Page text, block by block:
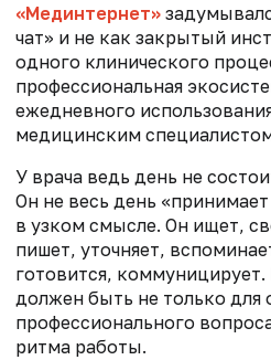
«Мединтернет»
чат» и не как закрытый
одного клинического
профессиональная
ежедневного
медицинским
У врача ведь день не
Он не весь день
в узком смысле. Он ищет,
пишет, уточняет,
готовится,
должен быть не только для
профессионального
ритма работы.